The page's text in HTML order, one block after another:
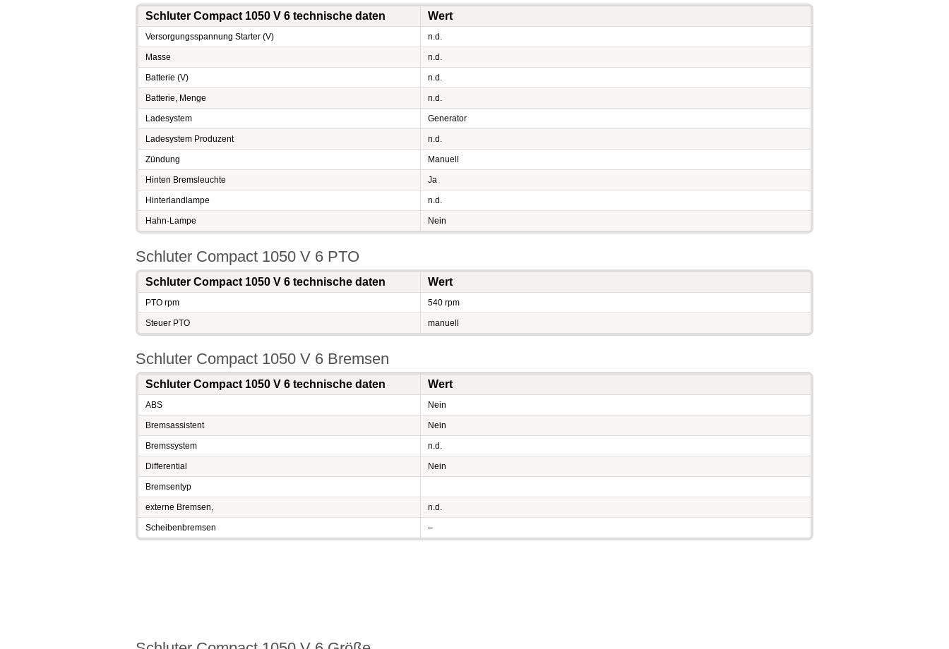
Schluter Compact 1050 V 6 technische daten Wert
Versorgungsspannung Starter (V) n.d.
Masse n.d.
Batterie (V) n.d.
Batterie, Menge n.d.
Ladesystem Generator
Ladesystem Produzent n.d.
Zündung Manuell
Hinten Bremsleuchte Ja
Hinterlandlampe n.d.
Hahn-Lampe Nein
Schluter Compact 1050 V 6 PTO
Schluter Compact 1050 V 6 technische daten Wert
PTO rpm 540 rpm
Steuer PTO manuell
Schluter Compact 1050 V 6 Bremsen
Schluter Compact 1050 V 6 technische daten Wert
ABS Nein
Bremsassistent Nein
Bremssystem n.d.
Differential Nein
Bremsentyp
externe Bremsen, n.d.
Scheibenbremsen –